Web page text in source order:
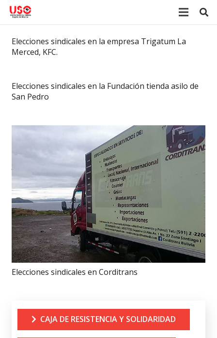
Elecciones sindicales en la empresa Trigatum La
Merced, KFC.
Elecciones sindicales en la Fundación tienda asilo de
San Pedro
Elecciones sindicales en Corditrans
CAJA DE RESISTENCIA Y SOLIDARIDAD